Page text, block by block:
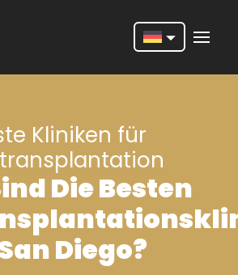
Français
Deutsch
Português
Español
Türkçe
Kliniken für
Die Besten
Diego?